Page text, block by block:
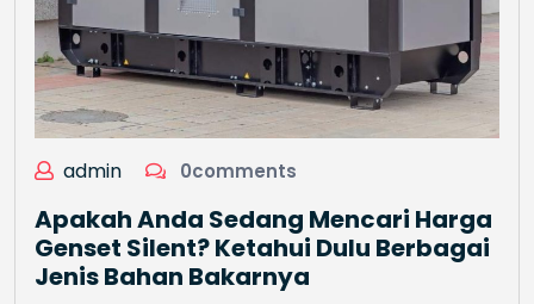
admin 0comments
Apakah Anda Sedang Mencari Harga
Genset Silent? Ketahui Dulu Berbagai
Jenis Bahan Bakarnya